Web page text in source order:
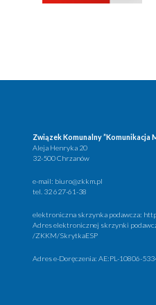
Związek Komunalny ”Komunikacja
Aleja Henryka 20
32-500 Chrzanów
e-mail: biuro@zkkm.pl
tel. 32 627-61-38
elektroniczna skrzynka podawcza:
Adres elektronicznej skrzynki
/ZKKM/SkrytkaESP
Adres e-Doręczenia: AE:PL-10806-